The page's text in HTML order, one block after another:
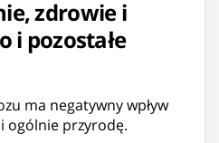
zdrowie i
i pozostałe
ma negatywny wpływ
ogólnie przyrodę.